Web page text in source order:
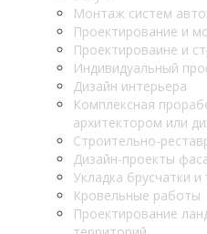
Монтаж систем
Проектирование и
Проектироваине и
Индивидуальный
Дизайн интерьера
Комплексная
архитектором или
Строительно-
Дизайн-проекты
Укладка брусчатки
Кровельные работы
Проектирование